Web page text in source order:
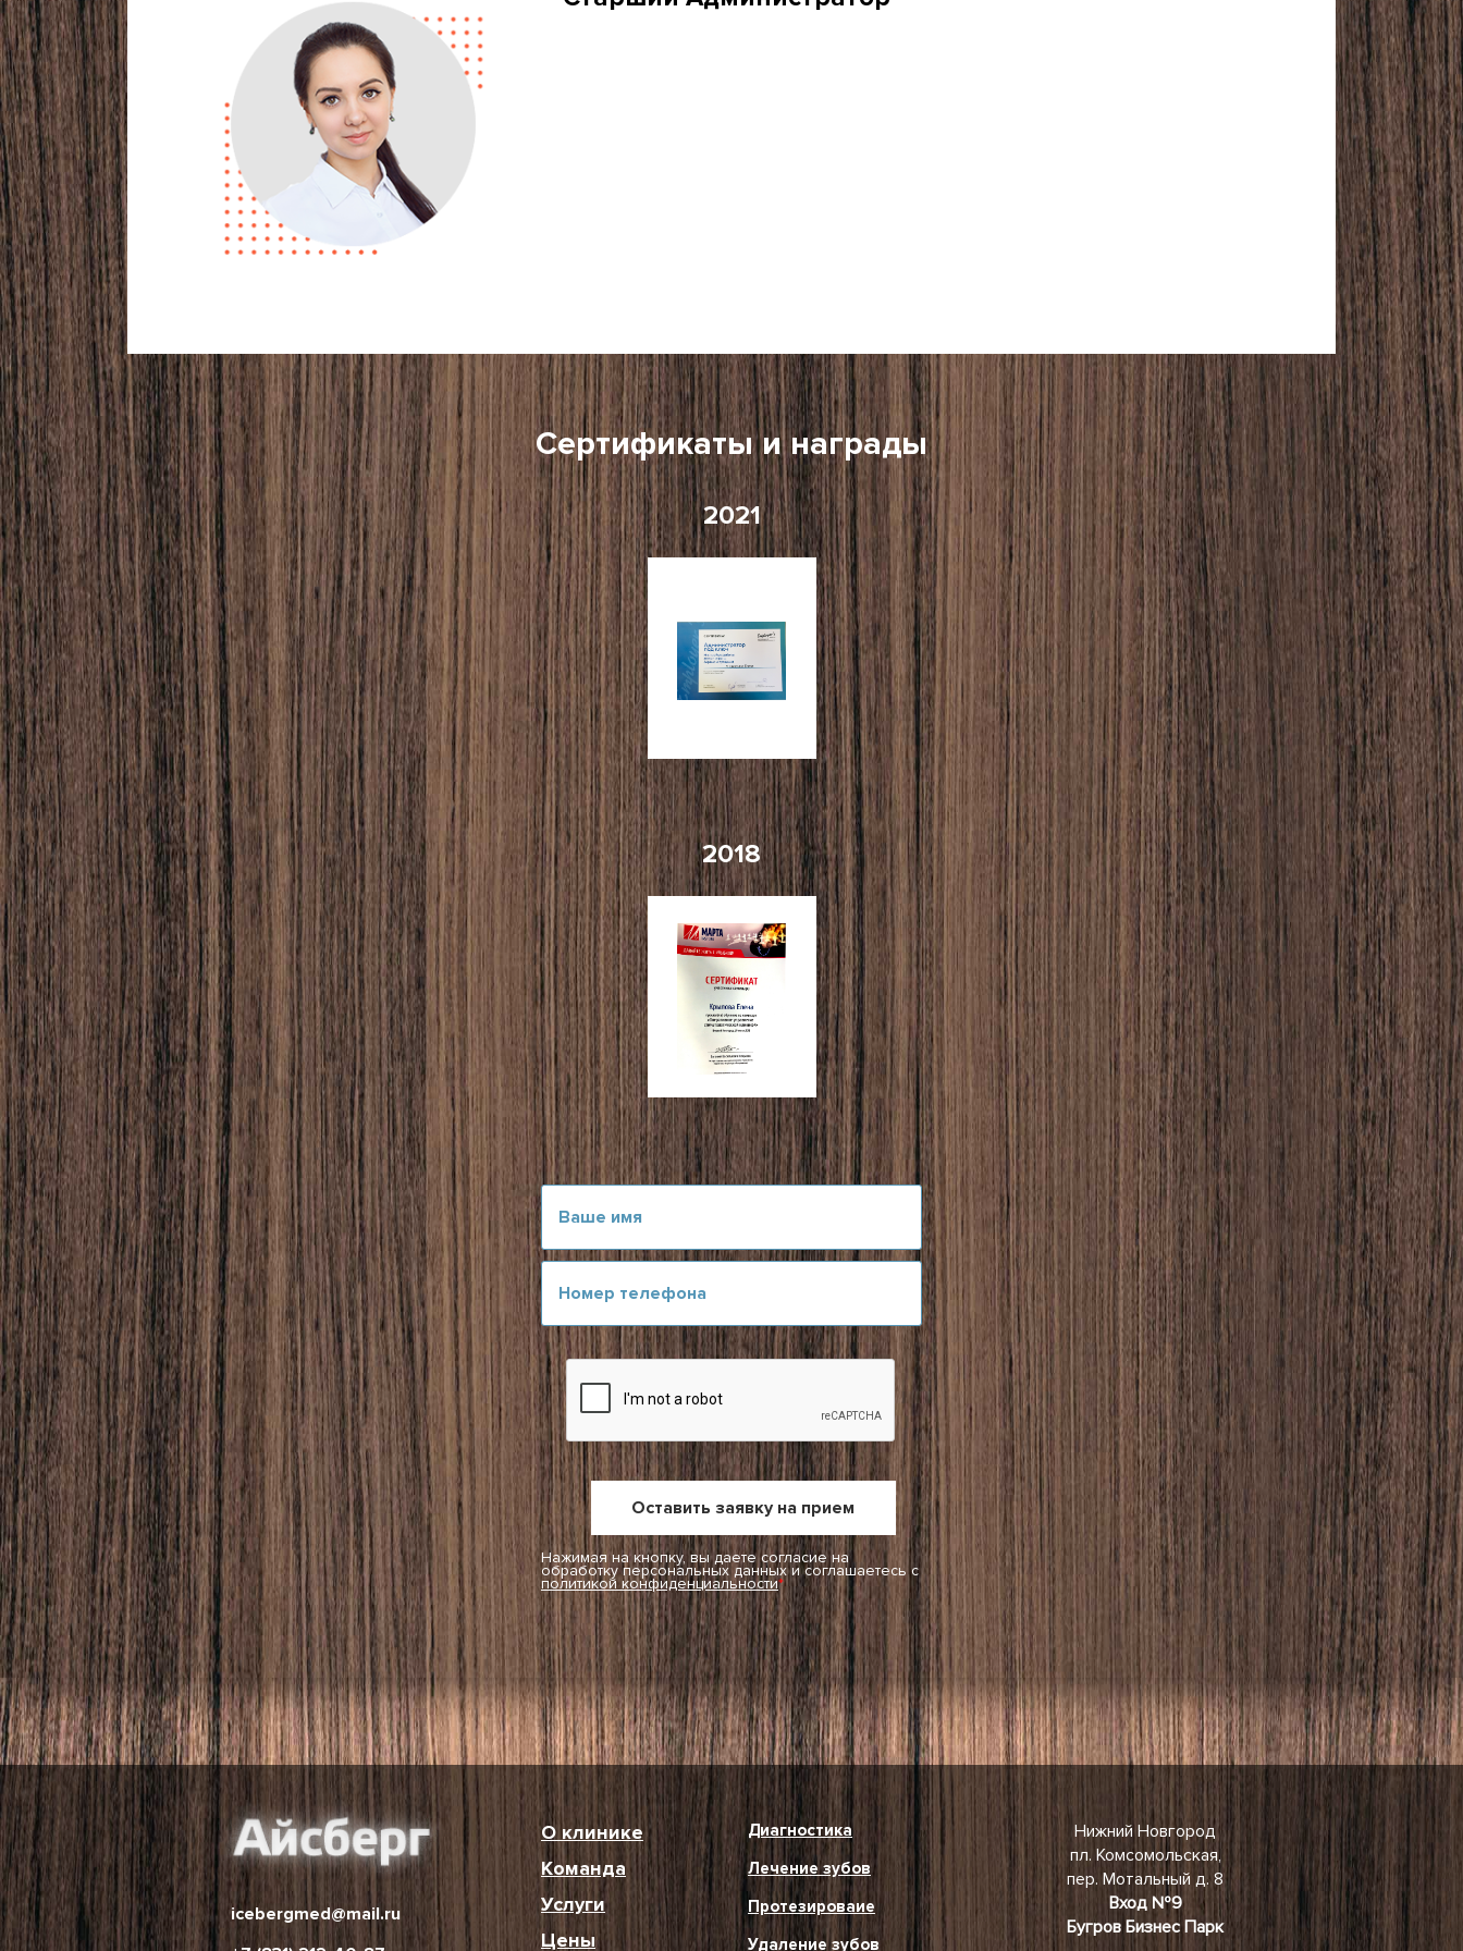
Сертификаты и награды
2021
2018
Нажимая на кнопку, вы даете согласие на
обработку персональных данных и соглашаетесь c
политикой конфиденциальности*
icebergmed@mail.ru
О клинике
Команда
Услуги
Цены
Диагностика
Лечение зубов
Протезироваие
Удаление зубов
Нижний Новгород
пл. Комсомольская,
пер. Мотальный д. 8
Вход №9
Бугров Бизнес Парк